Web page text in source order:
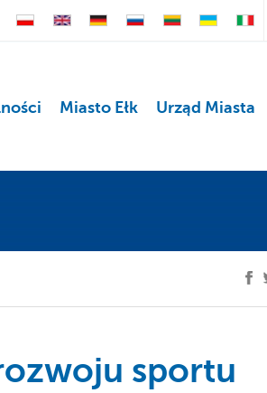
Miasto Ełk Urząd Miasta
sportu